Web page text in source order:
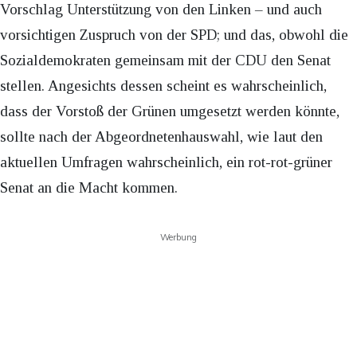
Vorschlag Unterstützung von den Linken – und auch
vorsichtigen Zuspruch von der SPD; und das, obwohl die
Sozialdemokraten gemeinsam mit der CDU den Senat
stellen. Angesichts dessen scheint es wahrscheinlich,
dass der Vorstoß der Grünen umgesetzt werden könnte,
sollte nach der Abgeordnetenhauswahl, wie laut den
aktuellen Umfragen wahrscheinlich, ein rot-rot-grüner
Senat an die Macht kommen.
Werbung